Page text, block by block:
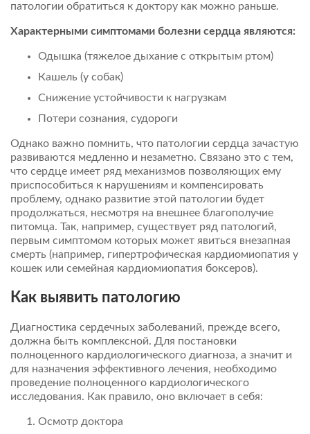
патологии обратиться к доктору как можно раньше.
Характерными симптомами болезни сердца являются:
Одышка (тяжелое дыхание с открытым ртом)
Кашель (у собак)
Снижение устойчивости к нагрузкам
Потери сознания, судороги
Однако важно помнить, что патологии сердца зачастую
развиваются медленно и незаметно. Связано это с тем,
что сердце имеет ряд механизмов позволяющих ему
приспособиться к нарушениям и компенсировать
проблему, однако развитие этой патологии будет
продолжаться, несмотря на внешнее благополучие
питомца. Так, например, существует ряд патологий,
первым симптомом которых может явиться внезапная
смерть (например, гипертрофическая кардиомиопатия у
кошек или семейная кардиомиопатия боксеров).
Как выявить патологию
Диагностика сердечных заболеваний, прежде всего,
должна быть комплексной. Для постановки
полноценного кардиологического диагноза, а значит и
для назначения эффективного лечения, необходимо
проведение полноценного кардиологического
исследования. Как правило, оно включает в себя:
Осмотр доктора